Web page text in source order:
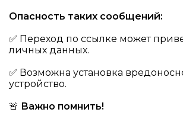
Опасность таких сообщений:
✅ Переход по ссылке может
личных данных.
✅ Возможна установка
устройство.
🚨 Важно помнить!